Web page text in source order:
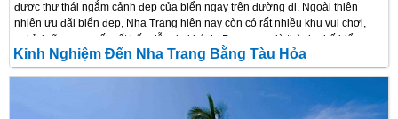
được thư thái ngắm cảnh đẹp của biển ngay trên đường đi. Ngoài thiên
nhiên ưu đãi biển đẹp, Nha Trang hiện nay còn có rất nhiều khu vui chơi,
nghỉ dưỡng cao cấp rất hấp dẫn du khách. Được xem là thành phố biển
năng động, tràn đầy sức sống với những con người hiền hòa, thân thiện.
Kinh Nghiệm Đến Nha Trang Bằng Tàu Hỏa